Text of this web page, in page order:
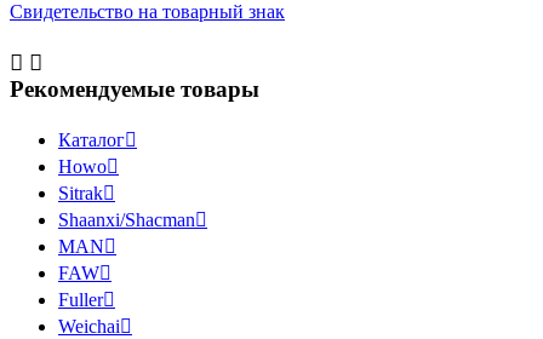
Свидетельство на товарный знак
 
Рекомендуемые товары
Каталог
Howo
Sitrak
Shaanxi/Shacman
MAN
FAW
Fuller
Weichai